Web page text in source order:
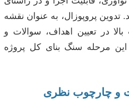
پروپوزال، به عنوان نقشه
بالا در تعیین اهداف، سوالات و
مرحله سنگ بنای کل پروژه
و چارچوب نظری